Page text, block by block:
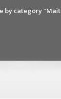
by category